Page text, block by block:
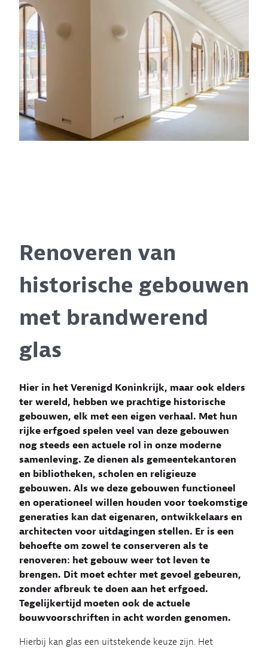
Renoveren van
historische gebouwen
met brandwerend
glas
Hier in het Verenigd Koninkrijk, maar ook elders
ter wereld, hebben we prachtige historische
gebouwen, elk met een eigen verhaal. Met hun
rijke erfgoed spelen veel van deze gebouwen
nog steeds een actuele rol in onze moderne
samenleving. Ze dienen als gemeentekantoren
en bibliotheken, scholen en religieuze
gebouwen. Als we deze gebouwen functioneel
en operationeel willen houden voor toekomstige
generaties kan dat eigenaren, ontwikkelaars en
architecten voor uitdagingen stellen. Er is een
behoefte om zowel te conserveren als te
renoveren: het gebouw weer tot leven te
brengen. Dit moet echter met gevoel gebeuren,
zonder afbreuk te doen aan het erfgoed.
Tegelijkertijd moeten ook de actuele
bouwvoorschriften in acht worden genomen.
Hierbij kan glas een uitstekende keuze zijn. Het